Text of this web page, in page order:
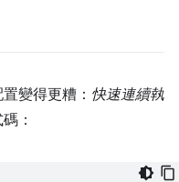
變得更糟： 快速連續執
：